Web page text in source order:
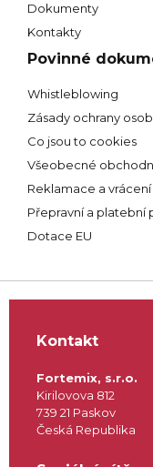
Dokumenty
Kontakty
Povinné
Whistleblowing
Zásady ochrany
Co jsou to cookies
Všeobecné
Reklamace a vrácení
Přepravní a platební
Dotace EU
Kontakt
Fortemix, s.r.o.
Kirilovova 812
739 21 Paskov
Česká Republika